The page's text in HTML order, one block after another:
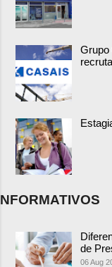
Grupo
NFORMATIVOS
de
06 Aug